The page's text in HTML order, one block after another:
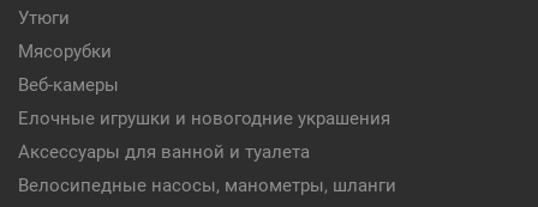
Утюги
Мясорубки
Веб-камеры
Елочные игрушки и новогодние украшения
Аксессуары для ванной и туалета
Велосипедные насосы, манометры, шланги